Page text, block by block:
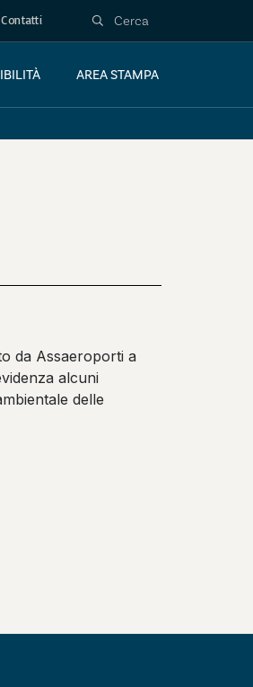
Contatti
AREA STAMPA
da Assaeroporti a
alcuni
delle